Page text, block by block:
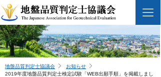
地盤品質判定士協議会
お知らせ
2019年度地盤品質判定士検定試験「WEB出願手順」を掲載しまし